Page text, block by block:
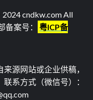
cndkw.com All
备案号：
粤ICP备
源网站或企业供稿，
系方式（微信号）：